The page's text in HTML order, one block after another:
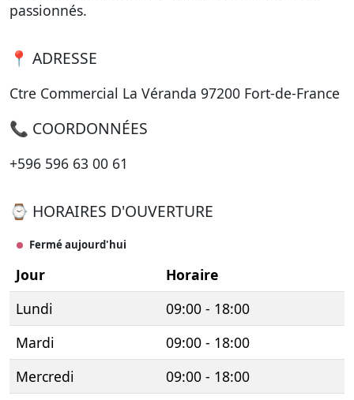
passionnés.
📍 ADRESSE
Ctre Commercial La Véranda 97200 Fort-de-France
📞 COORDONNÉES
+596 596 63 00 61
⌚ HORAIRES D'OUVERTURE
Fermé aujourd'hui
Jour
Horaire
Lundi
09:00 - 18:00
Mardi
09:00 - 18:00
Mercredi
09:00 - 18:00